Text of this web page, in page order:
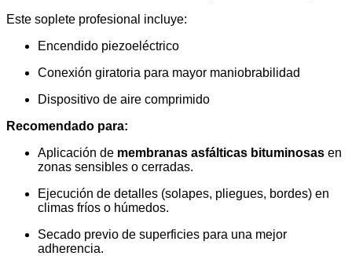
Este soplete profesional incluye:
Encendido piezoeléctrico
Conexión giratoria para mayor maniobrabilidad
Dispositivo de aire comprimido
Recomendado para:
Aplicación de membranas asfálticas bituminosas en
zonas sensibles o cerradas.
Ejecución de detalles (solapes, pliegues, bordes) en
climas fríos o húmedos.
Secado previo de superficies para una mejor
adherencia.